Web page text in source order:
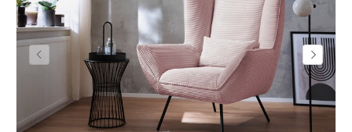
Vorherige Nächste